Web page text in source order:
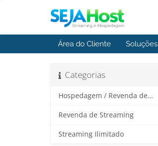
Área do Cliente Soluções
Categorias
Hospedagem / Revenda de Hospedagem
Revenda de Streaming
Streaming Ilimitado